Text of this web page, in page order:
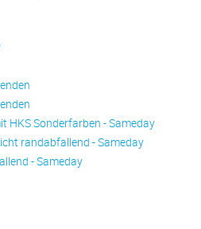
HKS Sonderfarben - Sameday
randabfallend - Sameday
- Sameday